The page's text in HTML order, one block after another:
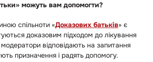
можуть вам допомогти?
спільноти «Доказових батьків» є
доказовим підходом до лікування
модератори відповідають на запитання
призначення і радять допомогу.